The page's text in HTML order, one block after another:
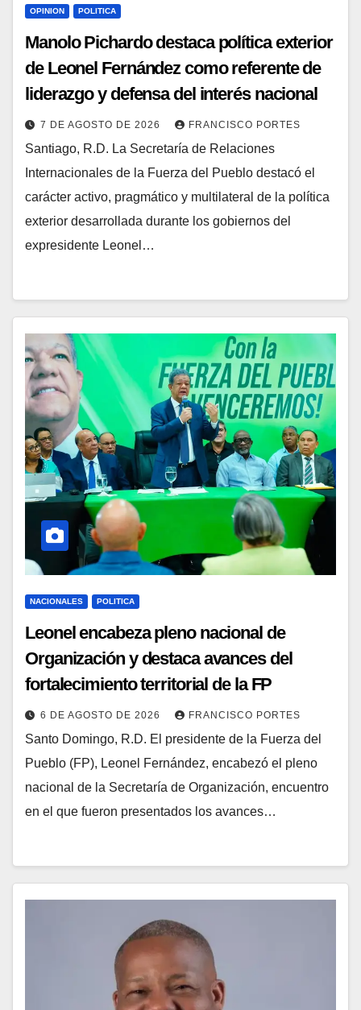
OPINION POLITICA
Manolo Pichardo destaca política exterior
de Leonel Fernández como referente de
liderazgo y defensa del interés nacional
7 DE AGOSTO DE 2026 FRANCISCO PORTES
​Santiago, R.D. La Secretaría de Relaciones
Internacionales de la Fuerza del Pueblo destacó el
carácter activo, pragmático y multilateral de la política
exterior desarrollada durante los gobiernos del
expresidente Leonel…
NACIONALES POLITICA
Leonel encabeza pleno nacional de
Organización y destaca avances del
fortalecimiento territorial de la FP
6 DE AGOSTO DE 2026 FRANCISCO PORTES
Santo Domingo, R.D. El presidente de la Fuerza del
Pueblo (FP), Leonel Fernández, encabezó el pleno
nacional de la Secretaría de Organización, encuentro
en el que fueron presentados los avances…